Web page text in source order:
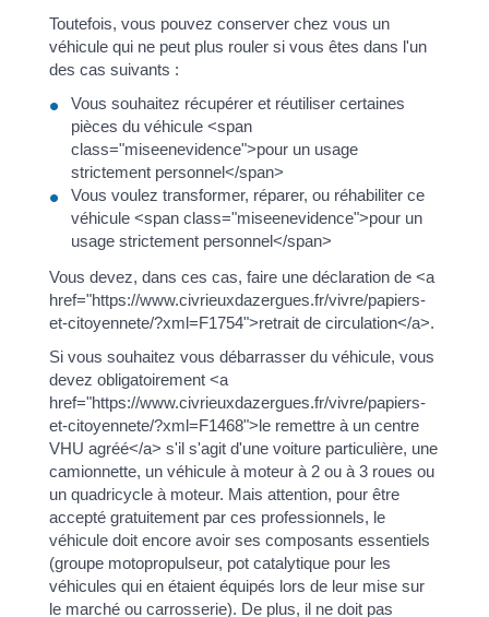
Toutefois, vous pouvez conserver chez vous un
véhicule qui ne peut plus rouler si vous êtes dans l'un
des cas suivants :
Vous souhaitez récupérer et réutiliser certaines
pièces du véhicule <span
class="miseenevidence">pour un usage
strictement personnel</span>
Vous voulez transformer, réparer, ou réhabiliter ce
véhicule <span class="miseenevidence">pour un
usage strictement personnel</span>
Vous devez, dans ces cas, faire une déclaration de <a
href="https://www.civrieuxdazergues.fr/vivre/papiers-
et-citoyennete/?xml=F1754">retrait de circulation</a>.
Si vous souhaitez vous débarrasser du véhicule, vous
devez obligatoirement <a
href="https://www.civrieuxdazergues.fr/vivre/papiers-
et-citoyennete/?xml=F1468">le remettre à un centre
VHU agréé</a> s'il s'agit d'une voiture particulière, une
camionnette, un véhicule à moteur à 2 ou à 3 roues ou
un quadricycle à moteur. Mais attention, pour être
accepté gratuitement par ces professionnels, le
véhicule doit encore avoir ses composants essentiels
(groupe motopropulseur, pot catalytique pour les
véhicules qui en étaient équipés lors de leur mise sur
le marché ou carrosserie). De plus, il ne doit pas